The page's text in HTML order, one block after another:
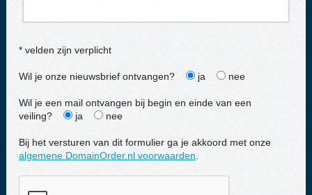
* velden zijn verplicht
Wil je onze nieuwsbrief ontvangen? ja nee
Wil je een mail ontvangen bij begin en einde van een
veiling?
ja nee
Bij het versturen van dit formulier ga je akkoord met onze
algemene DomainOrder.nl voorwaarden